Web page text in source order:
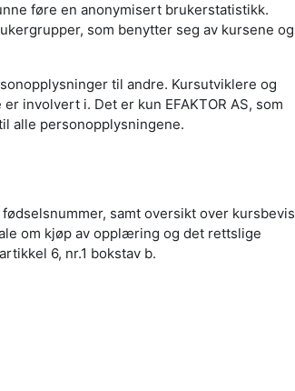
føre en anonymisert brukerstatistikk.
som benytter seg av kursene og
til andre. Kursutviklere og
involvert i. Det er kun EFAKTOR AS, som
alle personopplysningene.
samt oversikt over kursbevis
om kjøp av opplæring og det rettslige
6, nr.1 bokstav b.